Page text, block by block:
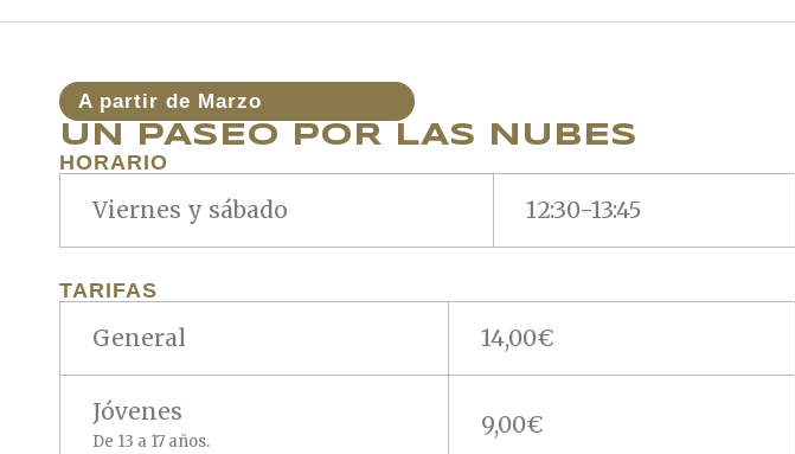
A partir de Marzo
UN PASEO POR LAS NUBES
HORARIO
Viernes y sábado 12:30-13:45
TARIFAS
General 14,00€
Jóvenes
De 13 a 17 años.
9,00€